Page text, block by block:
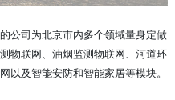
公司为北京市内多个领域量身定做
物联网、油烟监测物联网、河道环
以及智能安防和智能家居等模块。